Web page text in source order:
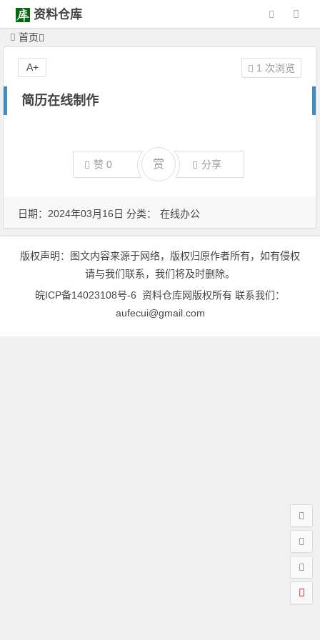
资料仓库
首页
简历在线制作
赞0 赏 分享
1 次浏览
A+
日期：2024年03月16日 分类： 在线办公
版权声明：图文内容来源于网络，版权归原作者所有，如有侵权
请与我们联系，我们将及时删除。
皖ICP备14023108号-6 资料仓库网版权所有 联系我们：
aufecui@gmail.com